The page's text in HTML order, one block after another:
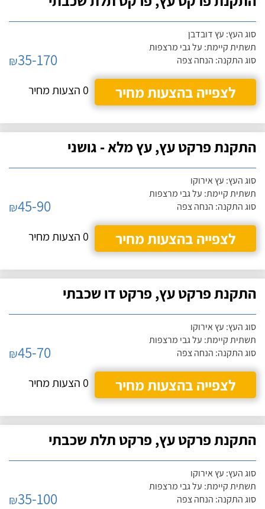
סוג העץ: עץ דובדבן
תשתית קיימת: על גבי מרצפות
סוג התקנה: הנחה צפה
₪35-170
לצפייה בהצעות מחיר
0 הצעות מחיר
התקנת פרקט עץ, עץ מלא - גושני
סוג העץ: עץ אירוקו
תשתית קיימת: על גבי מרצפות
סוג התקנה: הנחה צפה
₪45-90
לצפייה בהצעות מחיר
0 הצעות מחיר
התקנת פרקט עץ, פרקט דו שכבתי
סוג העץ: עץ אירוקו
תשתית קיימת: על גבי מרצפות
סוג התקנה: הנחה צפה
₪45-70
לצפייה בהצעות מחיר
0 הצעות מחיר
התקנת פרקט עץ, פרקט תלת שכבתי
סוג העץ: עץ אירוקו
תשתית קיימת: על גבי מרצפות
סוג התקנה: הנחה צפה
₪35-100